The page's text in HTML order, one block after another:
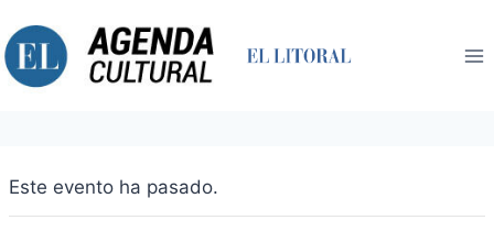
al
contenido
Este evento ha pasado.